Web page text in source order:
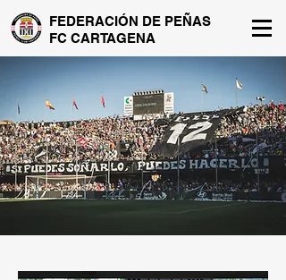
FEDERACIÓN DE PEÑAS
FC CARTAGENA